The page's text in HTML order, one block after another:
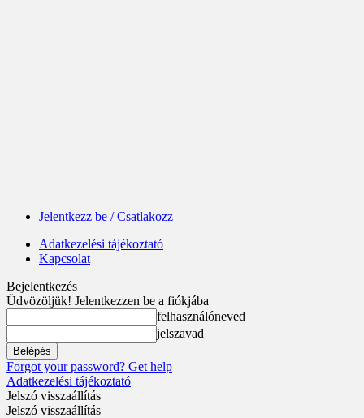
Jelentkezz be / Csatlakozz
Adatkezelési tájékoztató
Kapcsolat
Bejelentkezés
Üdvözöljük! Jelentkezzen be a fiókjába
felhasználóneved
jelszavad
Forgot your password? Get help
Adatkezelési tájékoztató
Jelszó visszaállítás
Jelszó visszaállítás